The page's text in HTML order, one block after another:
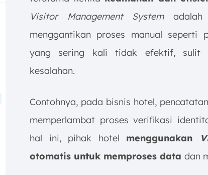
Visitor Management Systemadalah
menggantikan proses manual seperti
yang sering kali tidak efektif, sulit
kesalahan.
Contohnya, pada bisnis hotel,
memperlambat proses verifikasi
hal ini, pihak hotel menggunakan
otomatis untuk memproses data dan